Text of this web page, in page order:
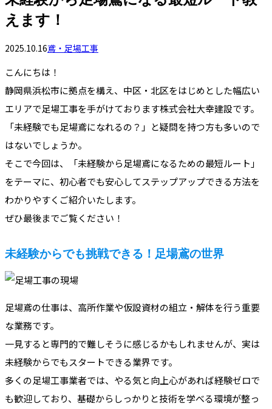
えます！
2025.10.16鳶・足場工事
こんにちは！
静岡県浜松市に拠点を構え、中区・北区をはじめとした幅広い
エリアで足場工事を手がけております株式会社大幸建設です。
「未経験でも足場鳶になれるの？」と疑問を持つ方も多いので
はないでしょうか。
そこで今回は、「未経験から足場鳶になるための最短ルート」
をテーマに、初心者でも安心してステップアップできる方法を
わかりやすくご紹介いたします。
ぜひ最後までご覧ください！
未経験からでも挑戦できる！足場鳶の世界
足場鳶の仕事は、高所作業や仮設資材の組立・解体を行う重要
な業務です。
一見すると専門的で難しそうに感じるかもしれませんが、実は
未経験からでもスタートできる業界です。
多くの足場工事業者では、やる気と向上心があれば経験ゼロで
も歓迎しており、基礎からしっかりと技術を学べる環境が整っ